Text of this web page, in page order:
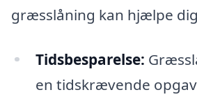
græsslåning kan hjælpe
Tidsbesparelse:
en tidskrævende